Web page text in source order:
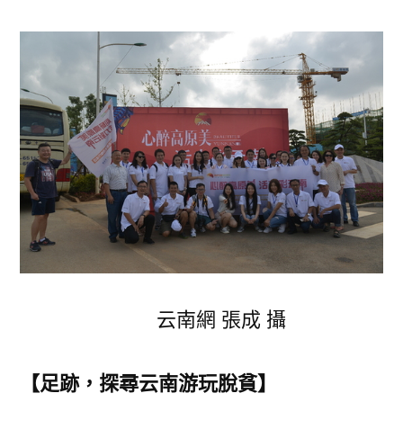
行：
1.1
億
人
次
圍
不
雅
云
南
云南網 張成 攝
【足跡，探尋云南游玩脫貧】